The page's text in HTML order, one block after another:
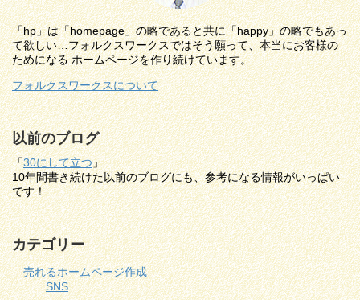
「hp」は「homepage」の略であると共に「happy」の略でもあっ
て欲しい…フォルクスワークスではそう願って、本当にお客様の
ためになる ホームページを作り続けています。
フォルクスワークスについて
以前のブログ
「30にして立つ」
10年間書き続けた以前のブログにも、参考になる情報がいっぱい
です！
カテゴリー
売れるホームページ作成
SNS